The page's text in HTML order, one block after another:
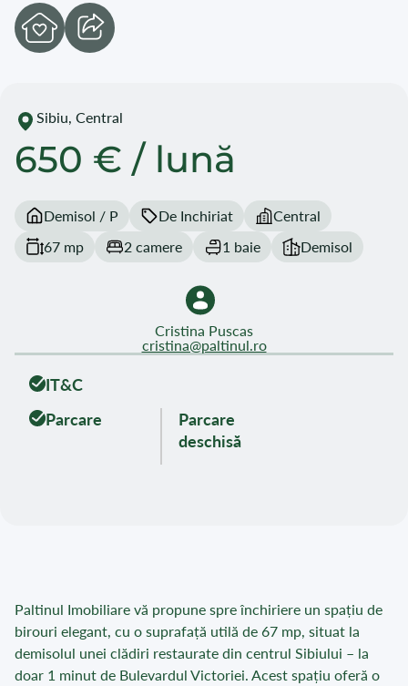
Sibiu, Central
650 € / lună
Demisol / P De Inchiriat
Central
67 mp
2 camere 1 baie Demisol
Cristina Puscas
cristina@paltinul.ro
IT&C
Parcare
Parcare
deschisă
Paltinul Imobiliare vă propune spre închiriere un spațiu de
birouri elegant, cu o suprafață utilă de 67 mp, situat la
demisolul unei clădiri restaurate din centrul Sibiului – la
doar 1 minut de Bulevardul Victoriei. Acest spațiu oferă o